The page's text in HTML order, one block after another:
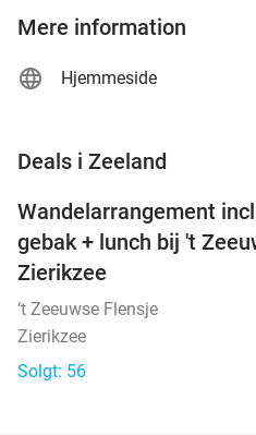
Mere information
Hjemmeside
Deals i Zeeland
DAG
Wandelarrangement
gebak + lunch bij 't
Zierikzee
‘t Zeeuwse Flensje
Zierikzee
Solgt: 56